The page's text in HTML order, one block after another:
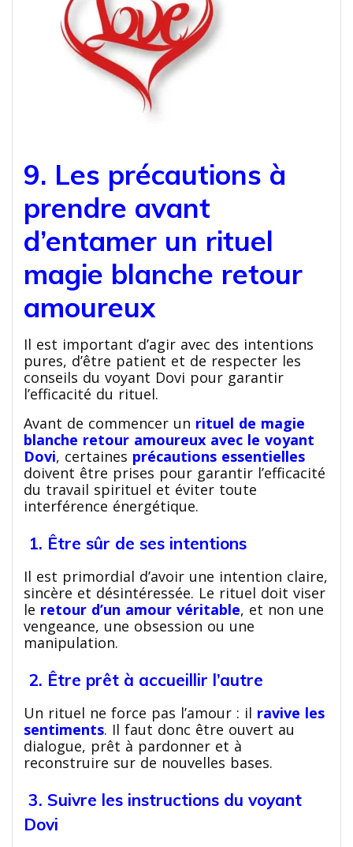
9. Les précautions à
prendre avant
d’entamer un rituel
magie blanche retour
amoureux
Il est important d’agir avec des intentions
pures, d’être patient et de respecter les
conseils du voyant Dovi pour garantir
l’efficacité du rituel.
Avant de commencer un rituel de magie
blanche retour amoureux avec le voyant
Dovi, certaines précautions essentielles
doivent être prises pour garantir l’efficacité
du travail spirituel et éviter toute
interférence énergétique.
1. Être sûr de ses intentions
Il est primordial d’avoir une intention claire,
sincère et désintéressée. Le rituel doit viser
le retour d’un amour véritable, et non une
vengeance, une obsession ou une
manipulation.
2. Être prêt à accueillir l’autre
Un rituel ne force pas l’amour : il ravive les
sentiments. Il faut donc être ouvert au
dialogue, prêt à pardonner et à
reconstruire sur de nouvelles bases.
3. Suivre les instructions du voyant
Dovi